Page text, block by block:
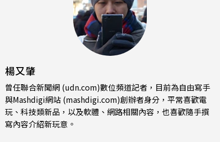
楊又肇
曾任聯合新聞網 (udn.com)數位頻道記者，目前為自由寫手
與Mashdigi網站 (mashdigi.com)創辦者身分，平常喜歡電
玩、科技類新品，以及軟體、網路相關內容，也喜歡隨手撰
寫內容介紹新玩意。